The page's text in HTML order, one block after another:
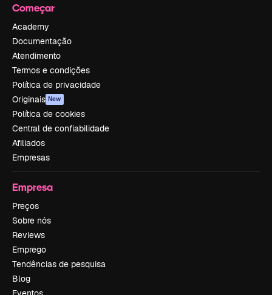
Começar
Academy
Documentação
Atendimento
Termos e condições
Política de privacidade
Originais New
Política de cookies
Central de confiabilidade
Afiliados
Empresas
Empresa
Preços
Sobre nós
Reviews
Emprego
Tendências de pesquisa
Blog